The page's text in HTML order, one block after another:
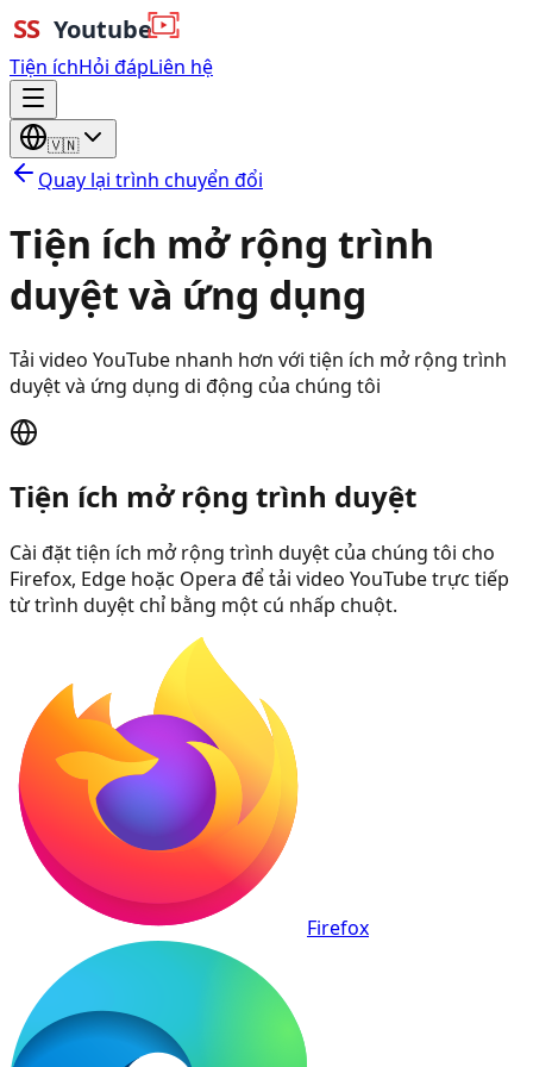
Tiện íchHỏi đápLiên hệ
🇻🇳
Quay lại trình chuyển đổi
Tiện ích mở rộng trình
duyệt và ứng dụng
Tải video YouTube nhanh hơn với tiện ích mở rộng trình
duyệt và ứng dụng di động của chúng tôi
Tiện ích mở rộng trình duyệt
Cài đặt tiện ích mở rộng trình duyệt của chúng tôi cho
Firefox, Edge hoặc Opera để tải video YouTube trực tiếp
từ trình duyệt chỉ bằng một cú nhấp chuột.
Firefox